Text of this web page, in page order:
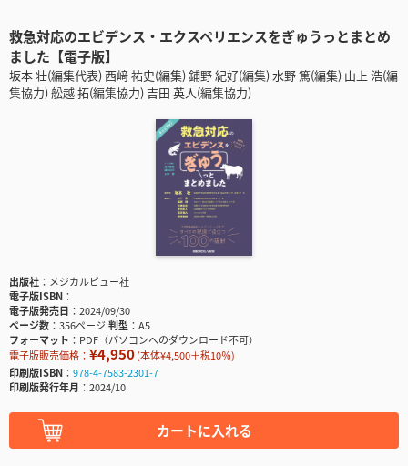
救急対応のエビデンス・エクスペリエンスをぎゅうっとまとめ
ました【電子版】
坂本 壮(編集代表) 西﨑 祐史(編集) 鋪野 紀好(編集) 水野 篤(編集) 山上 浩(編
集協力) 舩越 拓(編集協力) 吉田 英人(編集協力)
出版社
メジカルビュー社
電子版ISBN
電子版発売日
2024/09/30
ページ数
356ページ判型
A5
フォーマット
PDF（パソコンへのダウンロード不可）
電子版販売価格： ¥4,950(本体¥4,500＋税10％)
印刷版ISBN
978-4-7583-2301-7
印刷版発行年月
2024/10
カートに入れる